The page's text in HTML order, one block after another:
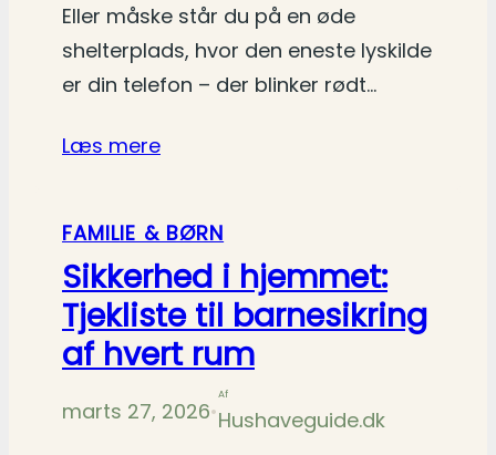
Eller måske står du på en øde
shelterplads, hvor den eneste lyskilde
er din telefon – der blinker rødt…
Læs mere
FAMILIE & BØRN
Sikkerhed i hjemmet:
Tjekliste til barnesikring
af hvert rum
marts 27, 2026•
Af
Hushaveguide.dk